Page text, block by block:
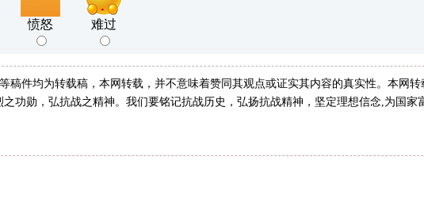
愤怒 难过
件均为转载稿，本网转载，并不意味着赞同其观点或证实其内容的真实性。本网转
功勋，弘抗战之精神。我们要铭记抗战历史，弘扬抗战精神，坚定理想信念,为国家